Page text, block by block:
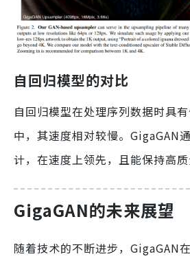
自回归模型的对比
自回归模型在处理序列数据时具
中，其速度相对较慢。GigaGAN
计，在速度上领先，且能保持高质
GigaGAN的未来展望
随着技术的不断进步，GigaGAN